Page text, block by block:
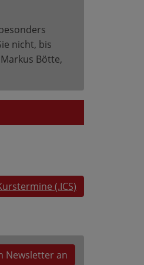
nicht, bis
Bötte,
(.ICS)
Newsletter an